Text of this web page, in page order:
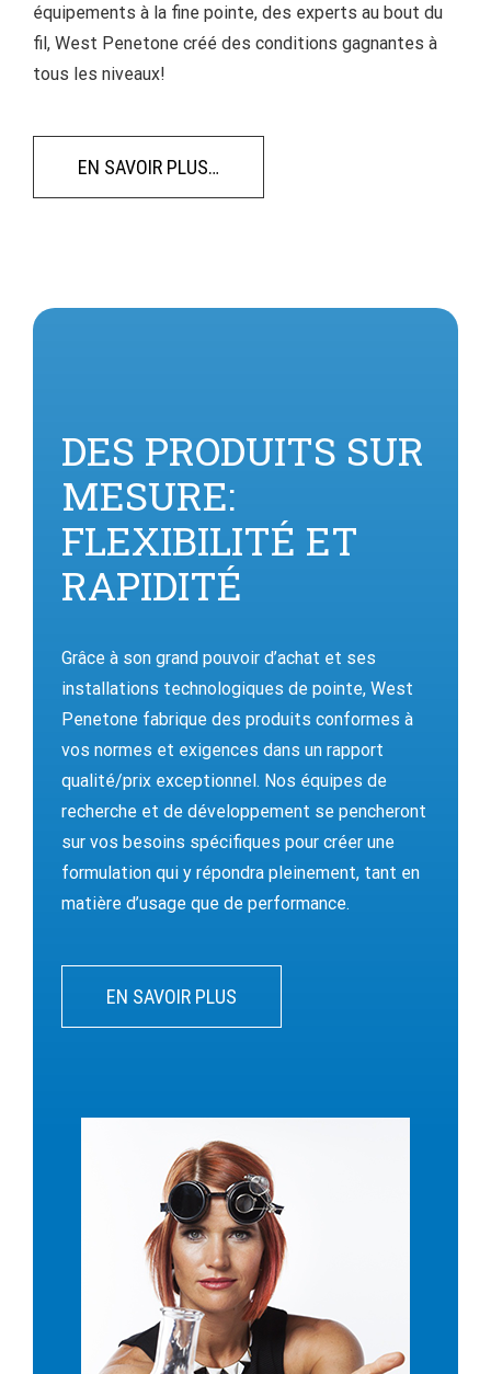
équipements à la fine pointe, des experts au bout du
fil, West Penetone créé des conditions gagnantes à
tous les niveaux!
EN SAVOIR PLUS…
DES PRODUITS SUR
MESURE:
FLEXIBILITÉ ET
RAPIDITÉ
Grâce à son grand pouvoir d’achat et ses
installations technologiques de pointe, West
Penetone fabrique des produits conformes à
vos normes et exigences dans un rapport
qualité/prix exceptionnel. Nos équipes de
recherche et de développement se pencheront
sur vos besoins spécifiques pour créer une
formulation qui y répondra pleinement, tant en
matière d’usage que de performance.
EN SAVOIR PLUS